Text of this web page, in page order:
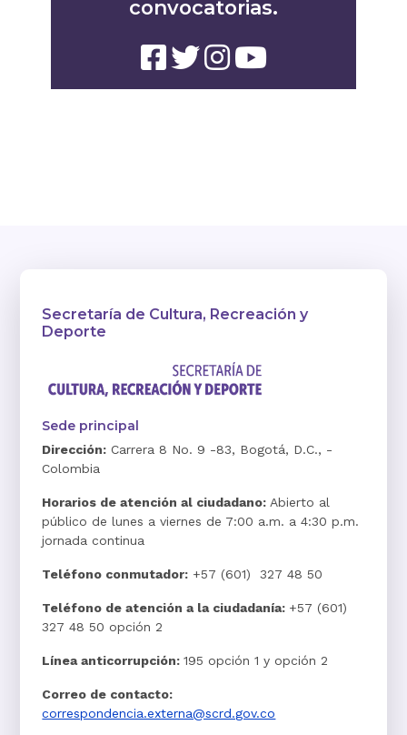
convocatorias.
Secretaría de Cultura, Recreación y
Deporte
Sede principal
Dirección: Carrera 8 No. 9 -83, Bogotá, D.C., -
Colombia
Horarios de atención al ciudadano:Abierto al
público de lunes a viernes de 7:00 a.m. a 4:30 p.m.
jornada continua
Teléfono conmutador: +57 (601) 327 48 50
Teléfono de atención a la ciudadanía: +57 (601)
327 48 50 opción 2
Línea anticorrupción:195 opción 1 y opción 2
Correo de contacto:
correspondencia.externa@scrd.gov.co